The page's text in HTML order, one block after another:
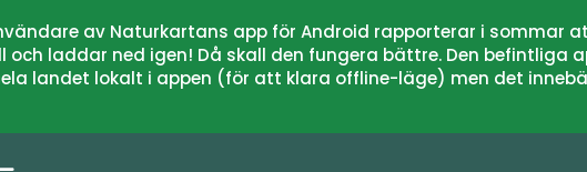
av Naturkartans app för Android rapporterar i sommar
laddar ned igen! Då skall den fungera bättre. Den befintliga
landet lokalt i appen (för att klara offline-läge) men det